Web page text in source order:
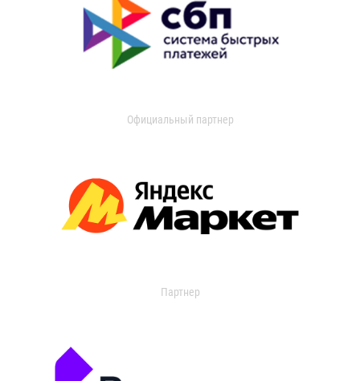
Официальный партнер
Партнер